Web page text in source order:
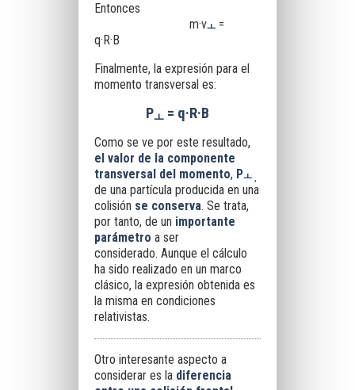
Entonces
m·vￌ=
q·R·B
Finalmente, la expresión para el
momento transversal es:
Pￌ = q·R·B
Como se ve por este resultado,
el valor de la componente
transversal del momento, Pￌ,
de una partícula producida en una
colisión se conserva. Se trata,
por tanto, de un importante
parámetro a ser
considerado. Aunque el cálculo
ha sido realizado en un marco
clásico, la expresión obtenida es
la misma en condiciones
relativistas.
Otro interesante aspecto a
considerar es la diferencia